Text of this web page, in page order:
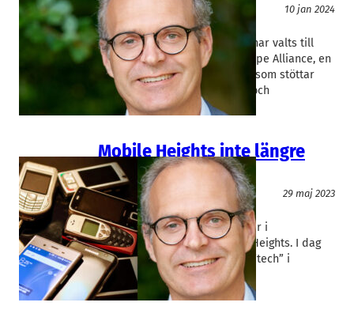
Telekom
10 jan 2024
Mobile Heights
Ola Svedin
Mobile Heights vd Ola Svedin har valts till
vice-president för Silicon Europe Alliance, en
europeisk klusterorganisation som stöttar
utveckling av mikroelektronik och
mjukvarulösningar.
Mobile Heights inte längre
bara mobilt
Telekom
29 maj 2023
Mobile Heights
Ola Svedin
Det är inte mycket telekom kvar i
klusterorganisationen Mobile Heights. I dag
talar vd Ola Svedin hellre om ”tech” i
bredare mening.